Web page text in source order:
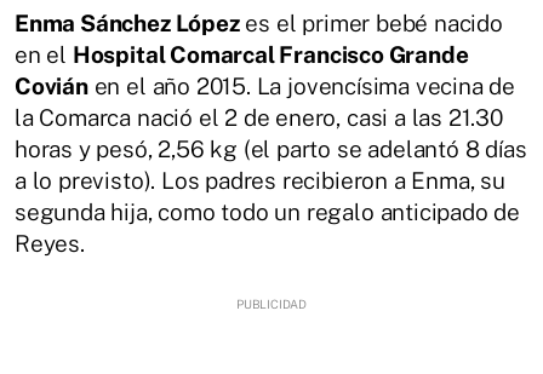
Enma Sánchez Lópezes el primer bebé nacido
en el Hospital Comarcal Francisco Grande
Coviánen el año 2015. La jovencísima vecina de
la Comarca nació el 2 de enero, casi a las 21.30
horas y pesó, 2,56 kg (el parto se adelantó 8 días
a lo previsto). Los padres recibieron a Enma, su
segunda hija, como todo un regalo anticipado de
Reyes.